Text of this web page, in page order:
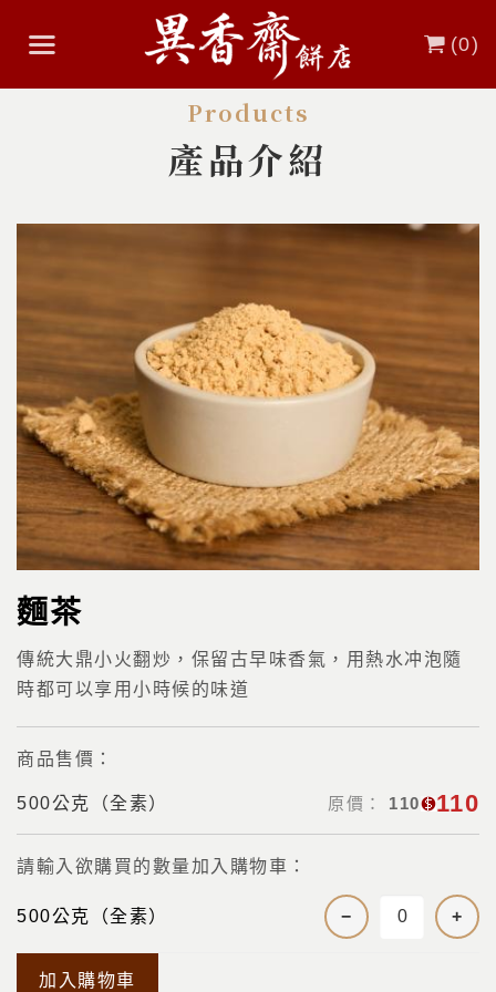
(0)
Products
產品介紹
麵茶
傳統大鼎小火翻炒，保留古早味香氣，用熱水冲泡隨
時都可以享用小時候的味道
商品售價：
500公克（全素） 原價： 110 110
請輸入欲購買的數量加入購物車：
500公克（全素） − +
加入購物車